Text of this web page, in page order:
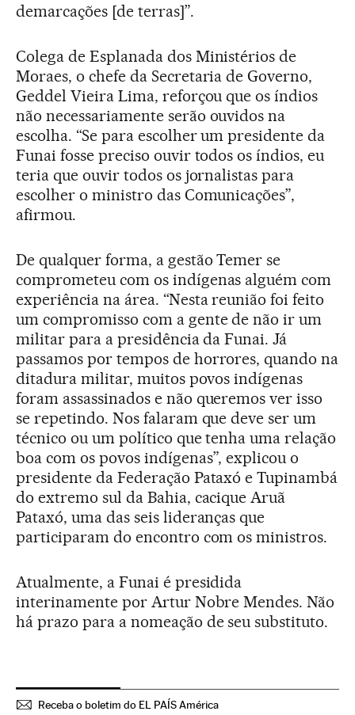
demarcações [de terras]”.
Colega de Esplanada dos Ministérios de
Moraes, o chefe da Secretaria de Governo,
Geddel Vieira Lima, reforçou que os índios
não necessariamente serão ouvidos na
escolha. “Se para escolher um presidente da
Funai fosse preciso ouvir todos os índios, eu
teria que ouvir todos os jornalistas para
escolher o ministro das Comunicações”,
afirmou.
De qualquer forma, a gestão Temer se
comprometeu com os indígenas alguém com
experiência na área. “Nesta reunião foi feito
um compromisso com a gente de não ir um
militar para a presidência da Funai. Já
passamos por tempos de horrores, quando na
ditadura militar, muitos povos indígenas
foram assassinados e não queremos ver isso
se repetindo. Nos falaram que deve ser um
técnico ou um político que tenha uma relação
boa com os povos indígenas”, explicou o
presidente da Federação Pataxó e Tupinambá
do extremo sul da Bahia, cacique Aruã
Pataxó, uma das seis lideranças que
participaram do encontro com os ministros.
Atualmente, a Funai é presidida
interinamente por Artur Nobre Mendes. Não
há prazo para a nomeação de seu substituto.
Receba o boletim do EL PAÍS América